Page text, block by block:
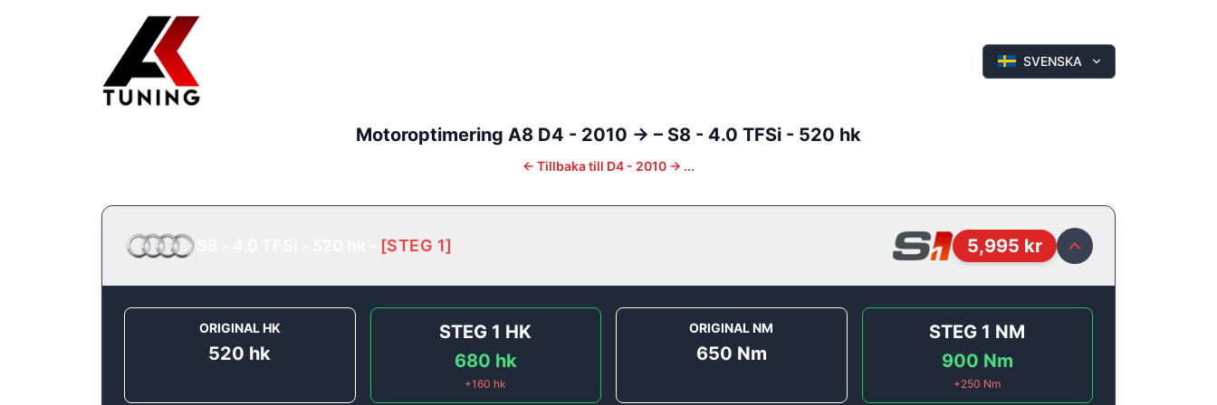
SVENSKA
Motoroptimering A8 D4 - 2010 -> – S8 - 4.0 TFSi - 520 hk
← Tillbaka till D4 - 2010 -> ...
[STEG 1] 5,995 kr
ORIGINAL HK
520 hk
STEG 1 HK
680 hk
+160 hk
ORIGINAL NM
650 Nm
STEG 1 NM
900 Nm
+250 Nm